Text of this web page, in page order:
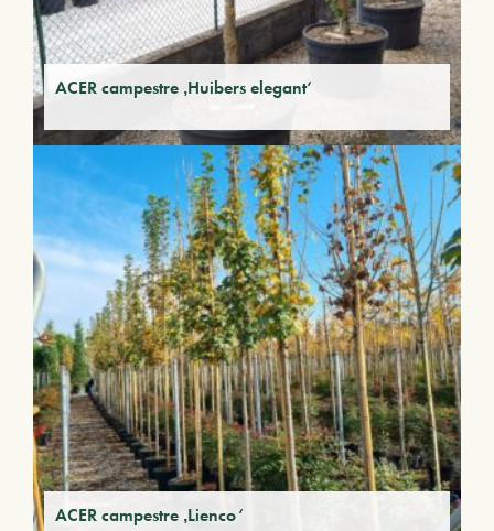
ACER campestre ‚Huibers elegant‘
ACER campestre ‚Lienco‘